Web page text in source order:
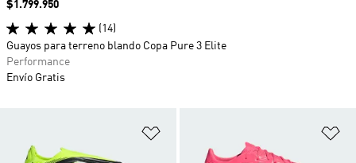
Precio
$1.799.950
(14)
Guayos para terreno blando Copa Pure 3 Elite
Performance
Envío Gratis